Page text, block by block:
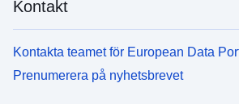
Kontakt
Kontakta teamet för European Data
Prenumerera på nyhetsbrevet